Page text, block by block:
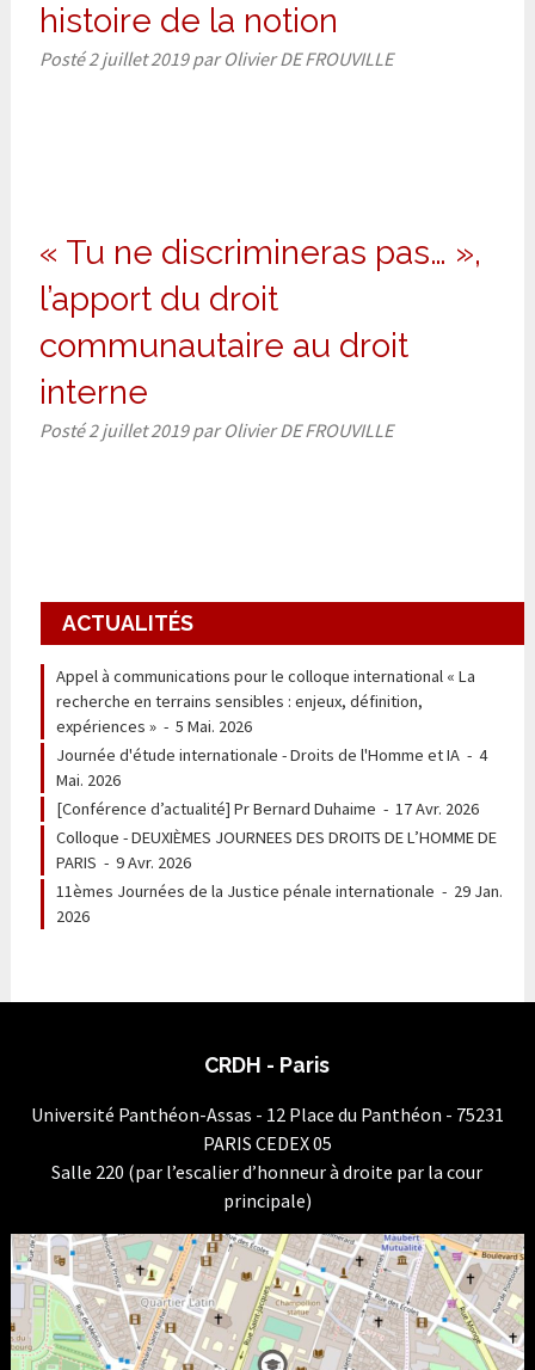
histoire de la notion
Posté2 juillet 2019 par Olivier DE FROUVILLE
« Tu ne discrimineras pas… »,
l’apport du droit
communautaire au droit
interne
Posté2 juillet 2019 par Olivier DE FROUVILLE
ACTUALITÉS
Appel à communications pour le colloque international « La
recherche en terrains sensibles : enjeux, définition,
expériences »- 5 Mai. 2026
Journée d'étude internationale - Droits de l'Homme et IA- 4
Mai. 2026
[Conférence d’actualité] Pr Bernard Duhaime - 17 Avr. 2026
Colloque - DEUXIÈMES JOURNEES DES DROITS DE L’HOMME DE
PARIS - 9 Avr. 2026
11èmes Journées de la Justice pénale internationale - 29 Jan.
2026
CRDH - Paris
Université Panthéon-Assas - 12 Place du Panthéon - 75231
PARIS CEDEX 05
Salle 220 (par l’escalier d’honneur à droite par la cour
principale)